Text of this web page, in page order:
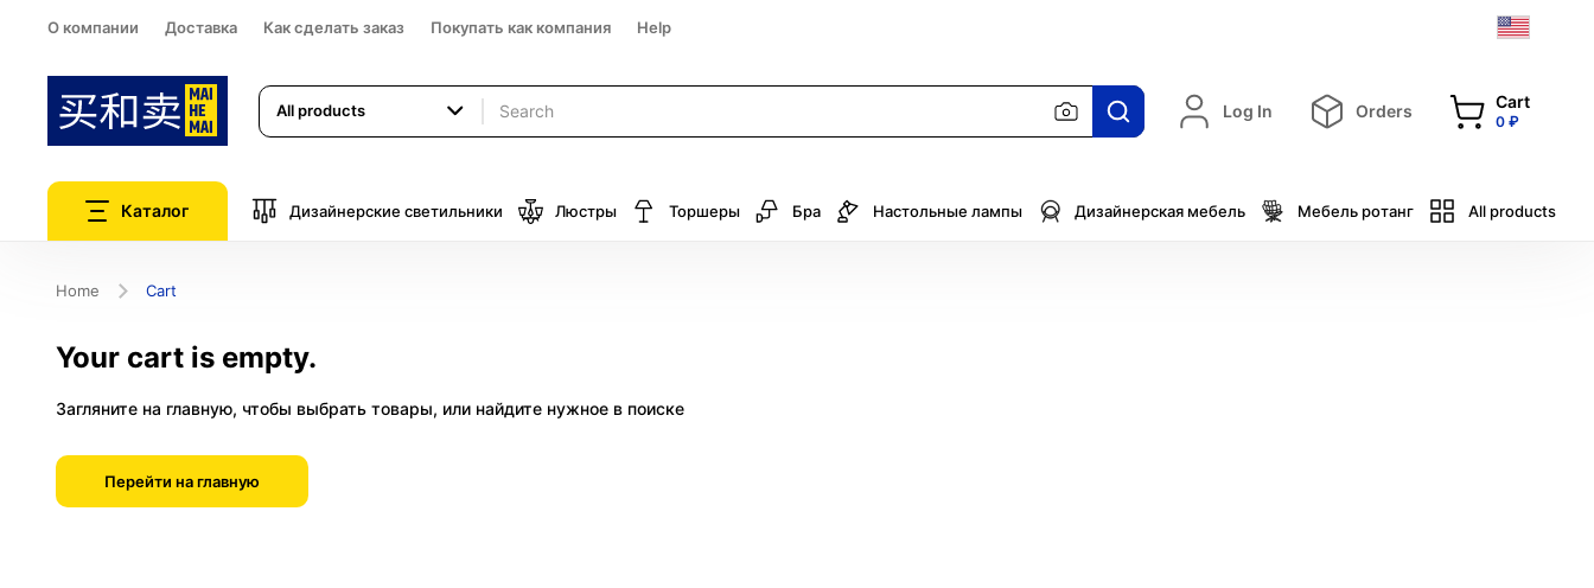
О компании Доставка Как сделать заказ Покупать как компания Help
All products Log In Orders Cart
0 ₽
Каталог Дизайнерские светильники Люстры Торшеры Бра Настольные лампы Дизайнерская мебель Мебель ротанг All products
Home Cart
Your cart is empty.
Загляните на главную, чтобы выбрать товары, или найдите нужное в поиске
Перейти на главную